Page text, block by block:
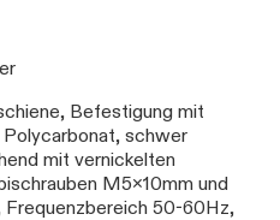
Befestigung mit
Polycarbonat, schwer
mit vernickelten
M5x10mm und
50-60Hz,